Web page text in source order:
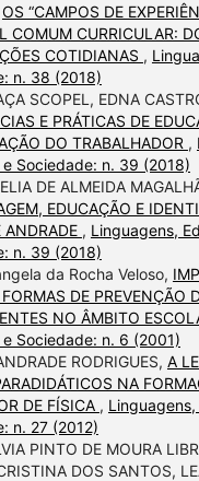
OS “CAMPOS DE
COMUM CURRICULAR:
COTIDIANAS ,
n. 38 (2018)
SCOPEL, EDNA
E PRÁTICAS DE
DO TRABALHADOR ,
e Sociedade: n. 39 (2018)
DE ALMEIDA
EDUCAÇÃO E
ANDRADE , Linguagens,
n. 39 (2018)
da Rocha Veloso,
DE PREVENÇÃO
NO ÂMBITO
Sociedade: n. 6 (2001)
RODRIGUES, A
NA
DE FÍSICA ,
n. 27 (2012)
PINTO DE MOURA
DOS SANTOS,